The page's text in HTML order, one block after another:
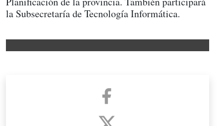
la Subsecretaría de Tecnología Informática.